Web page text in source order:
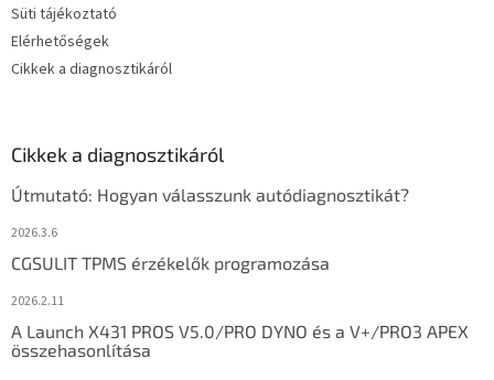
Süti tájékoztató
Elérhetőségek
Cikkek a diagnosztikáról
Cikkek a diagnosztikáról
Útmutató: Hogyan válasszunk autódiagnosztikát?
2026.3.6
CGSULIT TPMS érzékelők programozása
2026.2.11
A Launch X431 PROS V5.0/PRO DYNO és a V+/PRO3 APEX
összehasonlítása